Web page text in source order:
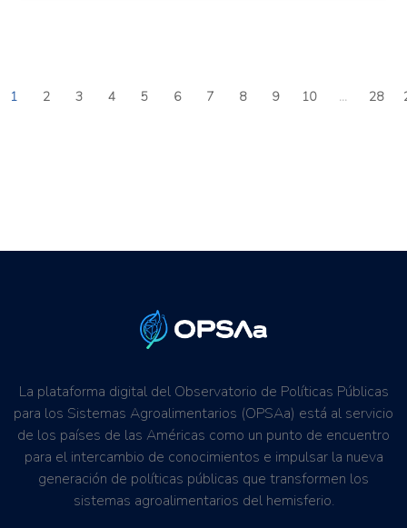
1 2 3 4 5 6 7 8 9 10 ... 28
La plataforma digital del Observatorio de Políticas Públicas
para los Sistemas Agroalimentarios (OPSAa) está al servicio
de los países de las Américas como un punto de encuentro
para el intercambio de conocimientos e impulsar la nueva
generación de políticas públicas que transformen los
sistemas agroalimentarios del hemisferio.